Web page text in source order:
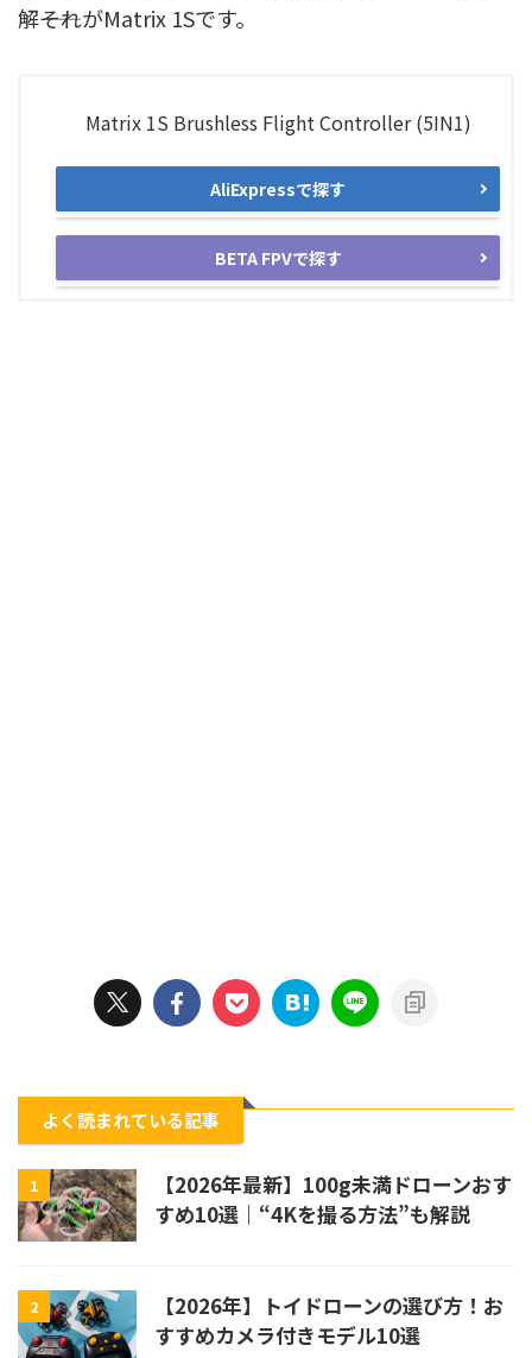
解――それがMatrix 1Sです。
Matrix 1S Brushless Flight Controller (5IN1)
AliExpressで探す
BETA FPVで探す
よく読まれている記事
1
【2026年最新】100g未満ドローンおす
すめ10選｜“4Kを撮る方法”も解説
2
【2026年】トイドローンの選び方！お
すすめカメラ付きモデル10選